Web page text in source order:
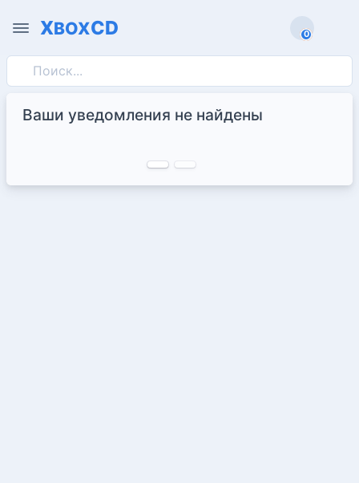
XBOXCD 0
0
Ваши уведомления не найдены